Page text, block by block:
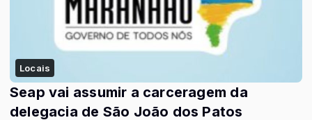
Locais
Seap vai assumir a carceragem da
delegacia de São João dos Patos